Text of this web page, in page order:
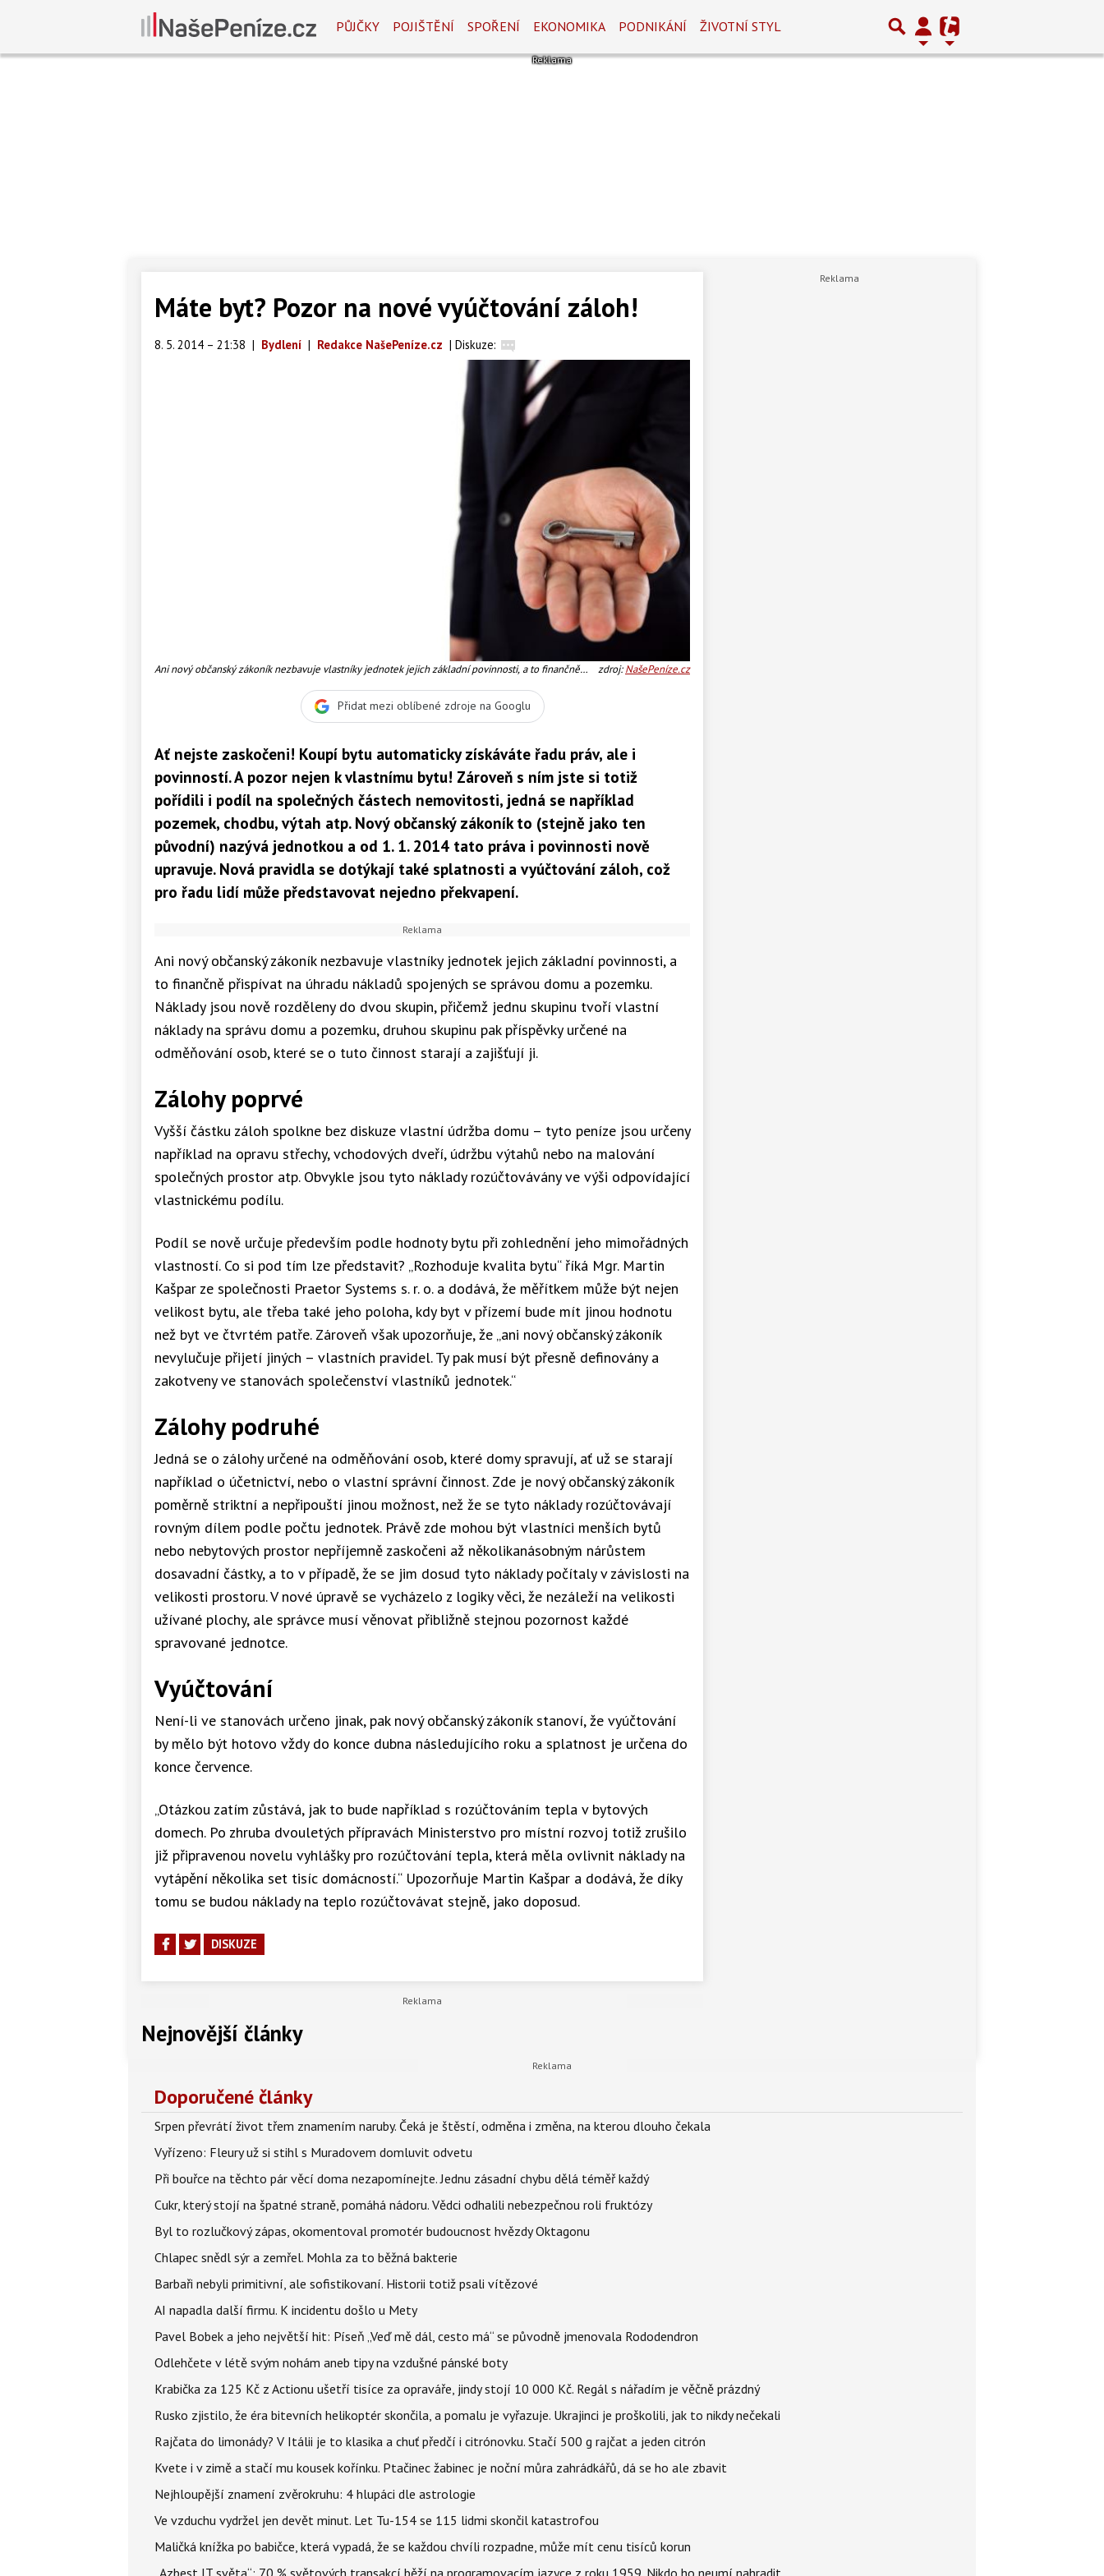
PŮJČKY POJIŠTĚNÍ SPOŘENÍ EKONOMIKA PODNIKÁNÍ ŽIVOTNÍ STYL
Máte byt? Pozor na nové vyúčtování záloh!
8. 5. 2014 – 21:38 | Bydlení | Redakce NašePeníze.cz | Diskuze:
Ani nový občanský zákoník nezbavuje vlastníky jednotek jejich základní povinnosti, a to finančně
zdroj:NašePeníze.cz
Přidat mezi oblíbené zdroje na Googlu
Ať nejste zaskočeni! Koupí bytu automaticky získáváte řadu práv, ale i
povinností. A pozor nejen k vlastnímu bytu! Zároveň s ním jste si totiž
pořídili i podíl na společných částech nemovitosti, jedná se například
pozemek, chodbu, výtah atp. Nový občanský zákoník to (stejně jako ten
původní) nazývá jednotkou a od 1. 1. 2014 tato práva i povinnosti nově
upravuje. Nová pravidla se dotýkají také splatnosti a vyúčtování záloh, což
pro řadu lidí může představovat nejedno překvapení.
Ani nový občanský zákoník nezbavuje vlastníky jednotek jejich základní povinnosti, a
to finančně přispívat na úhradu nákladů spojených se správou domu a pozemku.
Náklady jsou nově rozděleny do dvou skupin, přičemž jednu skupinu tvoří vlastní
náklady na správu domu a pozemku, druhou skupinu pak příspěvky určené na
odměňování osob, které se o tuto činnost starají a zajišťují ji.
Zálohy poprvé
Vyšší částku záloh spolkne bez diskuze vlastní údržba domu – tyto peníze jsou určeny
například na opravu střechy, vchodových dveří, údržbu výtahů nebo na malování
společných prostor atp. Obvykle jsou tyto náklady rozúčtovávány ve výši odpovídající
vlastnickému podílu.
Podíl se nově určuje především podle hodnoty bytu při zohlednění jeho mimořádných
vlastností. Co si pod tím lze představit? „Rozhoduje kvalita bytu“ říká Mgr. Martin
Kašpar ze společnosti Praetor Systems s. r. o. a dodává, že měřítkem může být nejen
velikost bytu, ale třeba také jeho poloha, kdy byt v přízemí bude mít jinou hodnotu
než byt ve čtvrtém patře. Zároveň však upozorňuje, že „ani nový občanský zákoník
nevylučuje přijetí jiných – vlastních pravidel. Ty pak musí být přesně definovány a
zakotveny ve stanovách společenství vlastníků jednotek.“
Zálohy podruhé
Jedná se o zálohy určené na odměňování osob, které domy spravují, ať už se starají
například o účetnictví, nebo o vlastní správní činnost. Zde je nový občanský zákoník
poměrně striktní a nepřipouští jinou možnost, než že se tyto náklady rozúčtovávají
rovným dílem podle počtu jednotek. Právě zde mohou být vlastníci menších bytů
nebo nebytových prostor nepříjemně zaskočeni až několikanásobným nárůstem
dosavadní částky, a to v případě, že se jim dosud tyto náklady počítaly v závislosti na
velikosti prostoru. V nové úpravě se vycházelo z logiky věci, že nezáleží na velikosti
užívané plochy, ale správce musí věnovat přibližně stejnou pozornost každé
spravované jednotce.
Vyúčtování
Není-li ve stanovách určeno jinak, pak nový občanský zákoník stanoví, že vyúčtování
by mělo být hotovo vždy do konce dubna následujícího roku a splatnost je určena do
konce července.
„Otázkou zatím zůstává, jak to bude například s rozúčtováním tepla v bytových
domech. Po zhruba dvouletých přípravách Ministerstvo pro místní rozvoj totiž zrušilo
již připravenou novelu vyhlášky pro rozúčtování tepla, která měla ovlivnit náklady na
vytápění několika set tisíc domácností.“ Upozorňuje Martin Kašpar a dodává, že díky
tomu se budou náklady na teplo rozúčtovávat stejně, jako doposud.
DISKUZE
Nejnovější články
Doporučené články
Srpen převrátí život třem znamením naruby. Čeká je štěstí, odměna i změna, na kterou dlouho čekala
Vyřízeno: Fleury už si stihl s Muradovem domluvit odvetu
Při bouřce na těchto pár věcí doma nezapomínejte. Jednu zásadní chybu dělá téměř každý
Cukr, který stojí na špatné straně, pomáhá nádoru. Vědci odhalili nebezpečnou roli fruktózy
Byl to rozlučkový zápas, okomentoval promotér budoucnost hvězdy Oktagonu
Chlapec snědl sýr a zemřel. Mohla za to běžná bakterie
Barbaři nebyli primitivní, ale sofistikovaní. Historii totiž psali vítězové
AI napadla další firmu. K incidentu došlo u Mety
Pavel Bobek a jeho největší hit: Píseň „Veď mě dál, cesto má“ se původně jmenovala Rododendron
Odlehčete v létě svým nohám aneb tipy na vzdušné pánské boty
Krabička za 125 Kč z Actionu ušetří tisíce za opraváře, jindy stojí 10 000 Kč. Regál s nářadím je věčně prázdný
Rusko zjistilo, že éra bitevních helikoptér skončila, a pomalu je vyřazuje. Ukrajinci je proškolili, jak to nikdy nečekali
Rajčata do limonády? V Itálii je to klasika a chuť předčí i citrónovku. Stačí 500 g rajčat a jeden citrón
Kvete i v zimě a stačí mu kousek kořínku. Ptačinec žabinec je noční můra zahrádkářů, dá se ho ale zbavit
Nejhloupější znamení zvěrokruhu: 4 hlupáci dle astrologie
Ve vzduchu vydržel jen devět minut. Let Tu-154 se 115 lidmi skončil katastrofou
Maličká knížka po babičce, která vypadá, že se každou chvíli rozpadne, může mít cenu tisíců korun
„Azbest IT světa“: 70 % světových transakcí běží na programovacím jazyce z roku 1959. Nikdo ho neumí nahradit